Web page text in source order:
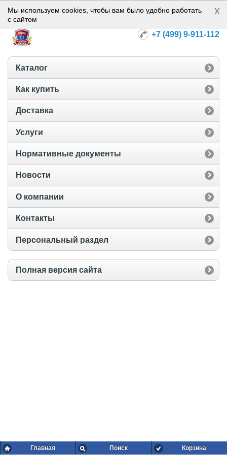
Норма-112
+7 (499) 9-911-112
Каталог
Как купить
Доставка
Услуги
Нормативные документы
Новости
О компании
Контакты
Персональный раздел
Полная версия сайта
Главная Поиск Корзина
Мы используем cookies, чтобы вам было удобно работать
с сайтом
x